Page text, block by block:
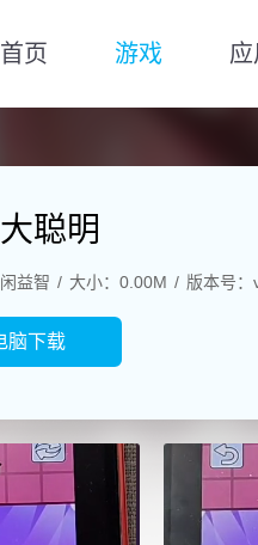
首页 游戏 应
聪明
益智 大小：0.00M 版本号：
脑下载